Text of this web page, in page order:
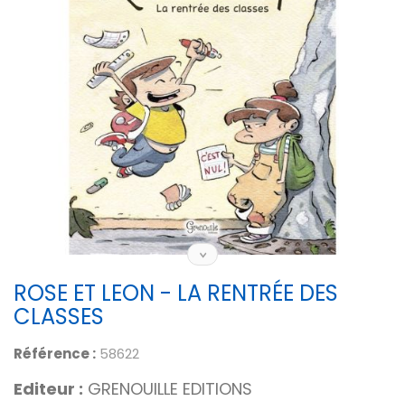
ROSE ET LEON - LA RENTRÉE DES
CLASSES
Référence : 58622
Editeur : GRENOUILLE EDITIONS